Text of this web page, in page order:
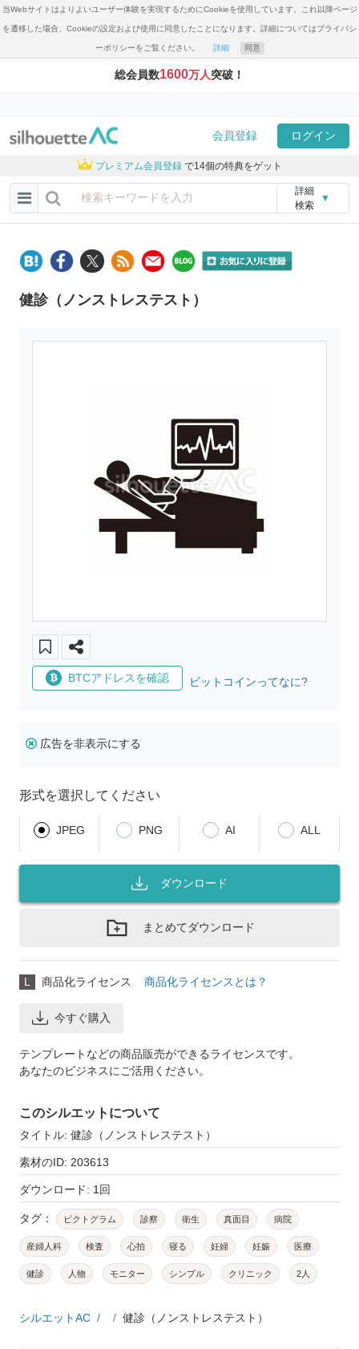
当Webサイトはよりよいユーザー体験を実現するためにCookieを使用しています。これ以降ページ
を遷移した場合、Cookieの設定および使用に同意したことになります。詳細についてはプライバシ
ーポリシーをご覧ください。 詳細 同意
総会員数1600万人突破！
会員登録 ログイン
プレミアム会員登録 で14個の特典をゲット
詳細
検索
▼
健診（ノンストレステスト）
BTCアドレスを確認 ビットコインってなに?
広告を非表示にする
形式を選択してください
JPEG PNG AI ALL
ダウンロード
まとめてダウンロード
L 商品化ライセンス 商品化ライセンスとは？
今すぐ購入
テンプレートなどの商品販売ができるライセンスです。
あなたのビジネスにご活用ください。
このシルエットについて
タイトル: 健診（ノンストレステスト）
素材のID: 203613
ダウンロード: 1回
タグ： ピクトグラム 診察 衛生 真面目 病院
産婦人科 検査 心拍 寝る 妊婦 妊娠 医療
健診 人物 モニター シンプル クリニック 2人
シルエットAC 健診（ノンストレステスト）